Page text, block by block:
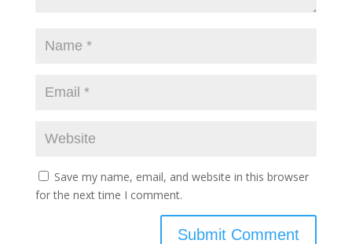
Save my name, email, and website in this browser
for the next time I comment.